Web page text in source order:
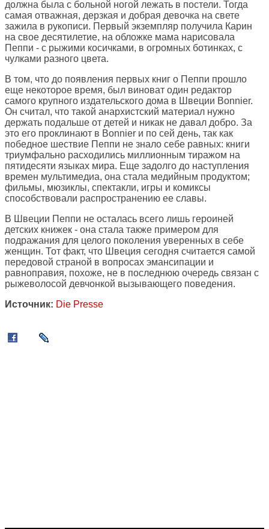
должна была с больной ногой лежать в постели. Тогда
самая отважная, дерзкая и добрая девочка на свете
зажила в рукописи. Первый экземпляр получила Карин
на свое десятилетие, на обложке мама нарисовала
Пеппи - с рыжими косичками, в огромных ботинках, с
чулками разного цвета.
В том, что до появления первых книг о Пеппи прошло
еще некоторое время, был виноват один редактор
самого крупного издательского дома в Швеции Bonnier.
Он считал, что такой анархистский материал нужно
держать подальше от детей и никак не давал добро. За
это его проклинают в Bonnier и по сей день, так как
победное шествие Пеппи не знало себе равных: книги
триумфально расходились миллионным тиражом на
пятидесяти языках мира. Еще задолго до наступления
времен мультимедиа, она стала медийным продуктом;
фильмы, мюзиклы, спектакли, игры и комиксы
способствовали распространению ее славы.
В Швеции Пеппи не осталась всего лишь героиней
детских книжек - она стала также примером для
подражания для целого поколения уверенных в себе
женщин. Тот факт, что Швеция сегодня считается самой
передовой страной в вопросах эмансипации и
равноправия, похоже, не в последнюю очередь связан с
рыжеволосой девчонкой вызывающего поведения.
Источник: Die Presse